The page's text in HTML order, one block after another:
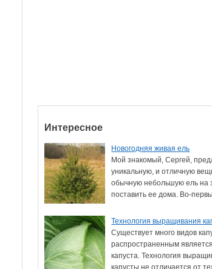
Интересное
Новогодняя живая ель
Мой знакомый, Сергей,
уникальную, и отличную
обычную небольшую ель на
поставить ее дома. Во-
Технология выращивания
Существует много видов
распространенным
капуста. Технология
капусты не отличается от